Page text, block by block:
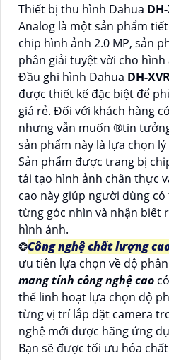
Thiết bị thu hình Dahua
Analog là một sản phẩm
chip hình ảnh 2.0 MP, sản
phân giải tuyệt vời cho
Đầu ghi hình Dahua DH-
được thiết kế đặc biệt để
giá rẻ. Đối với khách hàng
nhưng vẫn muốn ®️tin
sản phẩm này là lựa chọn
Sản phẩm được trang bị
tái tạo hình ảnh chân thực
cao này giúp người dùng
từng góc nhìn và nhận biết
hình ảnh.
❂Công nghệ chất lượng
ưu tiên lựa chọn về độ phân
mang tính công nghệ cao
thể linh hoạt lựa chọn độ
từng vị trí lắp đặt camera
nghệ mới được hãng ứng
Bạn sẽ được tối ưu hóa